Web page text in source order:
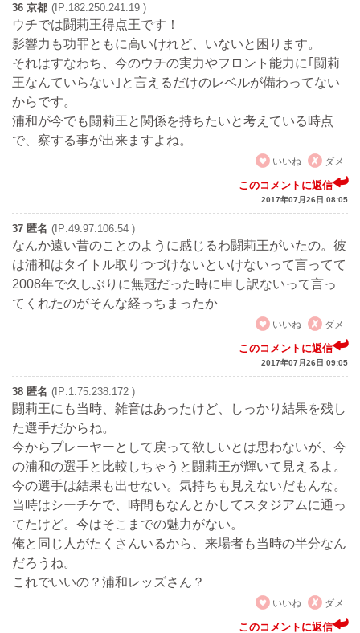
36 京都 (IP:182.250.241.19 )
ウチでは闘莉王得点王です！
影響力も功罪ともに高いけれど、いないと困ります。
それはすなわち、今のウチの実力やフロント能力に｢闘莉
王なんていらない｣と言えるだけのレベルが備わってない
からです。
浦和が今でも闘莉王と関係を持ちたいと考えている時点
で、察する事が出来ますよね。
いいね
ダメ
このコメントに返信
2017年07月26日 08:05
37 匿名 (IP:49.97.106.54 )
なんか遠い昔のことのように感じるわ闘莉王がいたの。彼
は浦和はタイトル取りつづけないといけないって言ってて
2008年で久しぶりに無冠だった時に申し訳ないって言っ
てくれたのがそんな経っちまったか
いいね
ダメ
このコメントに返信
2017年07月26日 09:05
38 匿名 (IP:1.75.238.172 )
闘莉王にも当時、雑音はあったけど、しっかり結果を残し
た選手だからね。
今からプレーヤーとして戻って欲しいとは思わないが、今
の浦和の選手と比較しちゃうと闘莉王が輝いて見えるよ。
今の選手は結果も出せない。気持ちも見えないだもんな。
当時はシーチケで、時間もなんとかしてスタジアムに通っ
てたけど。今はそこまでの魅力がない。
俺と同じ人がたくさんいるから、来場者も当時の半分なん
だろうね。
これでいいの？浦和レッズさん？
いいね
ダメ
このコメントに返信